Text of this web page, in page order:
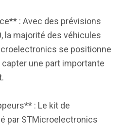
: Avec des prévisions
la majorité des véhicules
se positionne
une part importante
: Le kit de
par STMicroelectronics